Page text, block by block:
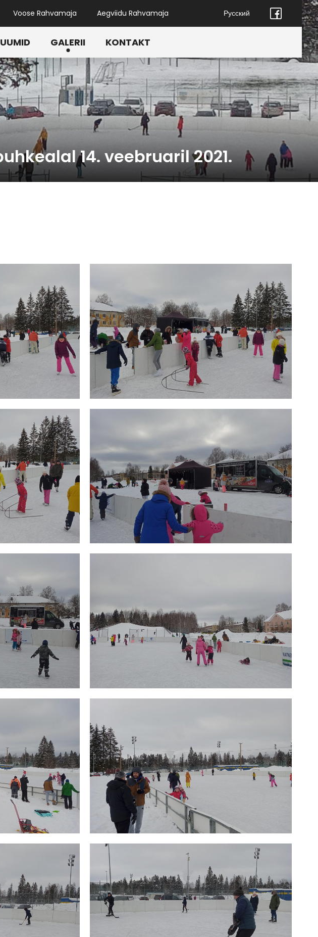
Voose Rahvamaja Aegviidu Rahvamaja Русский
GALERII KONTAKT
14. veebruaril 2021.